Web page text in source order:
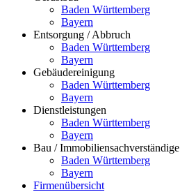
Baden Württemberg
Bayern
Entsorgung / Abbruch
Baden Württemberg
Bayern
Gebäudereinigung
Baden Württemberg
Bayern
Dienstleistungen
Baden Württemberg
Bayern
Bau / Immobiliensachverständige
Baden Württemberg
Bayern
Firmenübersicht